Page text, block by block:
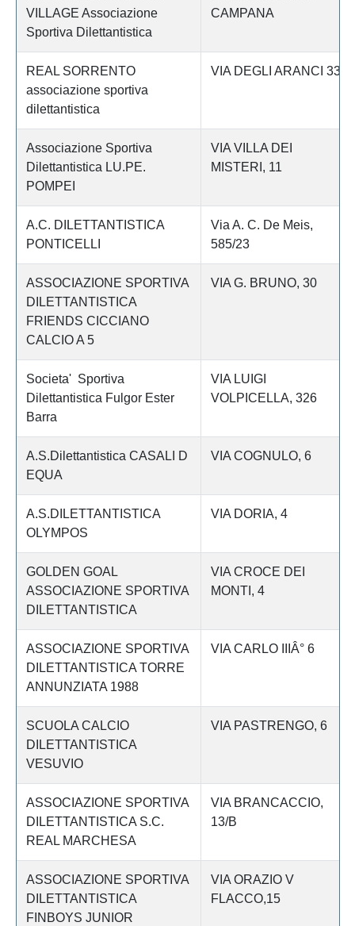
VILLAGE Associazione
Sportiva Dilettantistica
CAMPANA
REAL SORRENTO
associazione sportiva
dilettantistica
VIA DEGLI ARANCI 33
Associazione Sportiva
Dilettantistica LU.PE.
POMPEI
VIA VILLA DEI
MISTERI, 11
A.C. DILETTANTISTICA
PONTICELLI
Via A. C. De Meis,
585/23
ASSOCIAZIONE SPORTIVA
DILETTANTISTICA
FRIENDS CICCIANO
CALCIO A 5
VIA G. BRUNO, 30
Societa' Sportiva
Dilettantistica Fulgor Ester
Barra
VIA LUIGI
VOLPICELLA, 326
A.S.Dilettantistica CASALI D
EQUA
VIA COGNULO, 6
A.S.DILETTANTISTICA
OLYMPOS
VIA DORIA, 4
GOLDEN GOAL
ASSOCIAZIONE SPORTIVA
DILETTANTISTICA
VIA CROCE DEI
MONTI, 4
ASSOCIAZIONE SPORTIVA
DILETTANTISTICA TORRE
ANNUNZIATA 1988
VIA CARLO IIIÂ° 6
SCUOLA CALCIO
DILETTANTISTICA
VESUVIO
VIA PASTRENGO, 6
ASSOCIAZIONE SPORTIVA
DILETTANTISTICA S.C.
REAL MARCHESA
VIA BRANCACCIO,
13/B
ASSOCIAZIONE SPORTIVA
DILETTANTISTICA
FINBOYS JUNIOR
VIA ORAZIO V
FLACCO,15